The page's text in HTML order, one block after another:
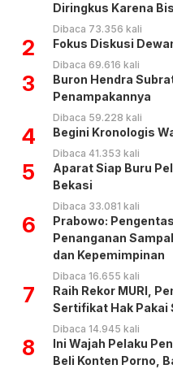
Diringkus Karena
Dibaca 73.356 kali
2 Fokus Diskusi
Dibaca 69.616 kali
3
Buron Hendra
Penampakannya
Dibaca 59.228 kali
4 Begini Kronologis
Dibaca 41.353 kali
5
Aparat Siap Buru
Bekasi
Dibaca 33.081 kali
6
Prabowo:
Penanganan
dan Kepemimpinan
Dibaca 16.655 kali
7
Raih Rekor MURI,
Sertifikat Hak Pakai
Dibaca 14.945 kali
8
Ini Wajah Pelaku
Beli Konten Porno,